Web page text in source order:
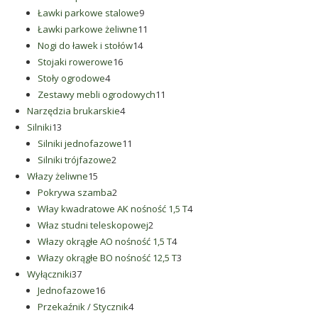
Ławki parkowe stalowe99
produktów
Ławki parkowe żeliwne11
Nogi do ławek i stołów1414
Stojaki rowerowe1616
Stoły ogrodowe44
produkty
Zestawy mebli ogrodowych11
Narzędzia brukarskie44
Silniki1313
produktów
Silniki jednofazowe11
Silniki trójfazowe22
Włazy żeliwne1515
produktów
Pokrywa szamba22
produkty
Włay kwadratowe AK nośność 1,5 T44
Właz studni teleskopowej22
produkty
Włazy okrągłe AO nośność 1,5 T44
produkty
Włazy okrągłe BO nośność 12,5 T33
Wyłączniki3737
produktów
Jednofazowe1616
produktów
Przekaźnik / Stycznik44